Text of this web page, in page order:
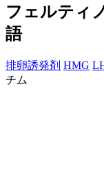
フェルティ
語
排卵誘発剤 HMG
チム